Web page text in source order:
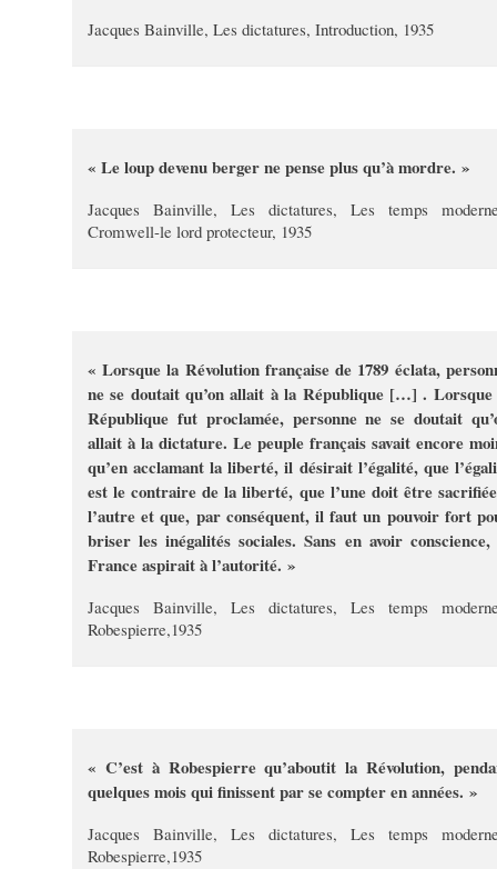
Jacques Bainville, Les dictatures, Introduction, 1935
« Le loup devenu berger ne pense plus qu’à mordre. »
Jacques Bainville, Les dictatures, Les temps
Cromwell-le lord protecteur, 1935
« Lorsque la Révolution française de 1789 éclata,
ne se doutait qu’on allait à la République […] . Lorsque
République fut proclamée, personne ne se doutait
allait à la dictature. Le peuple français savait encore
qu’en acclamant la liberté, il désirait l’égalité, que
est le contraire de la liberté, que l’une doit être
l’autre et que, par conséquent, il faut un pouvoir fort
briser les inégalités sociales. Sans en avoir
France aspirait à l’autorité. »
Jacques Bainville, Les dictatures, Les temps
Robespierre,1935
« C’est à Robespierre qu’aboutit la Révolution,
quelques mois qui finissent par se compter en années. »
Jacques Bainville, Les dictatures, Les temps
Robespierre,1935